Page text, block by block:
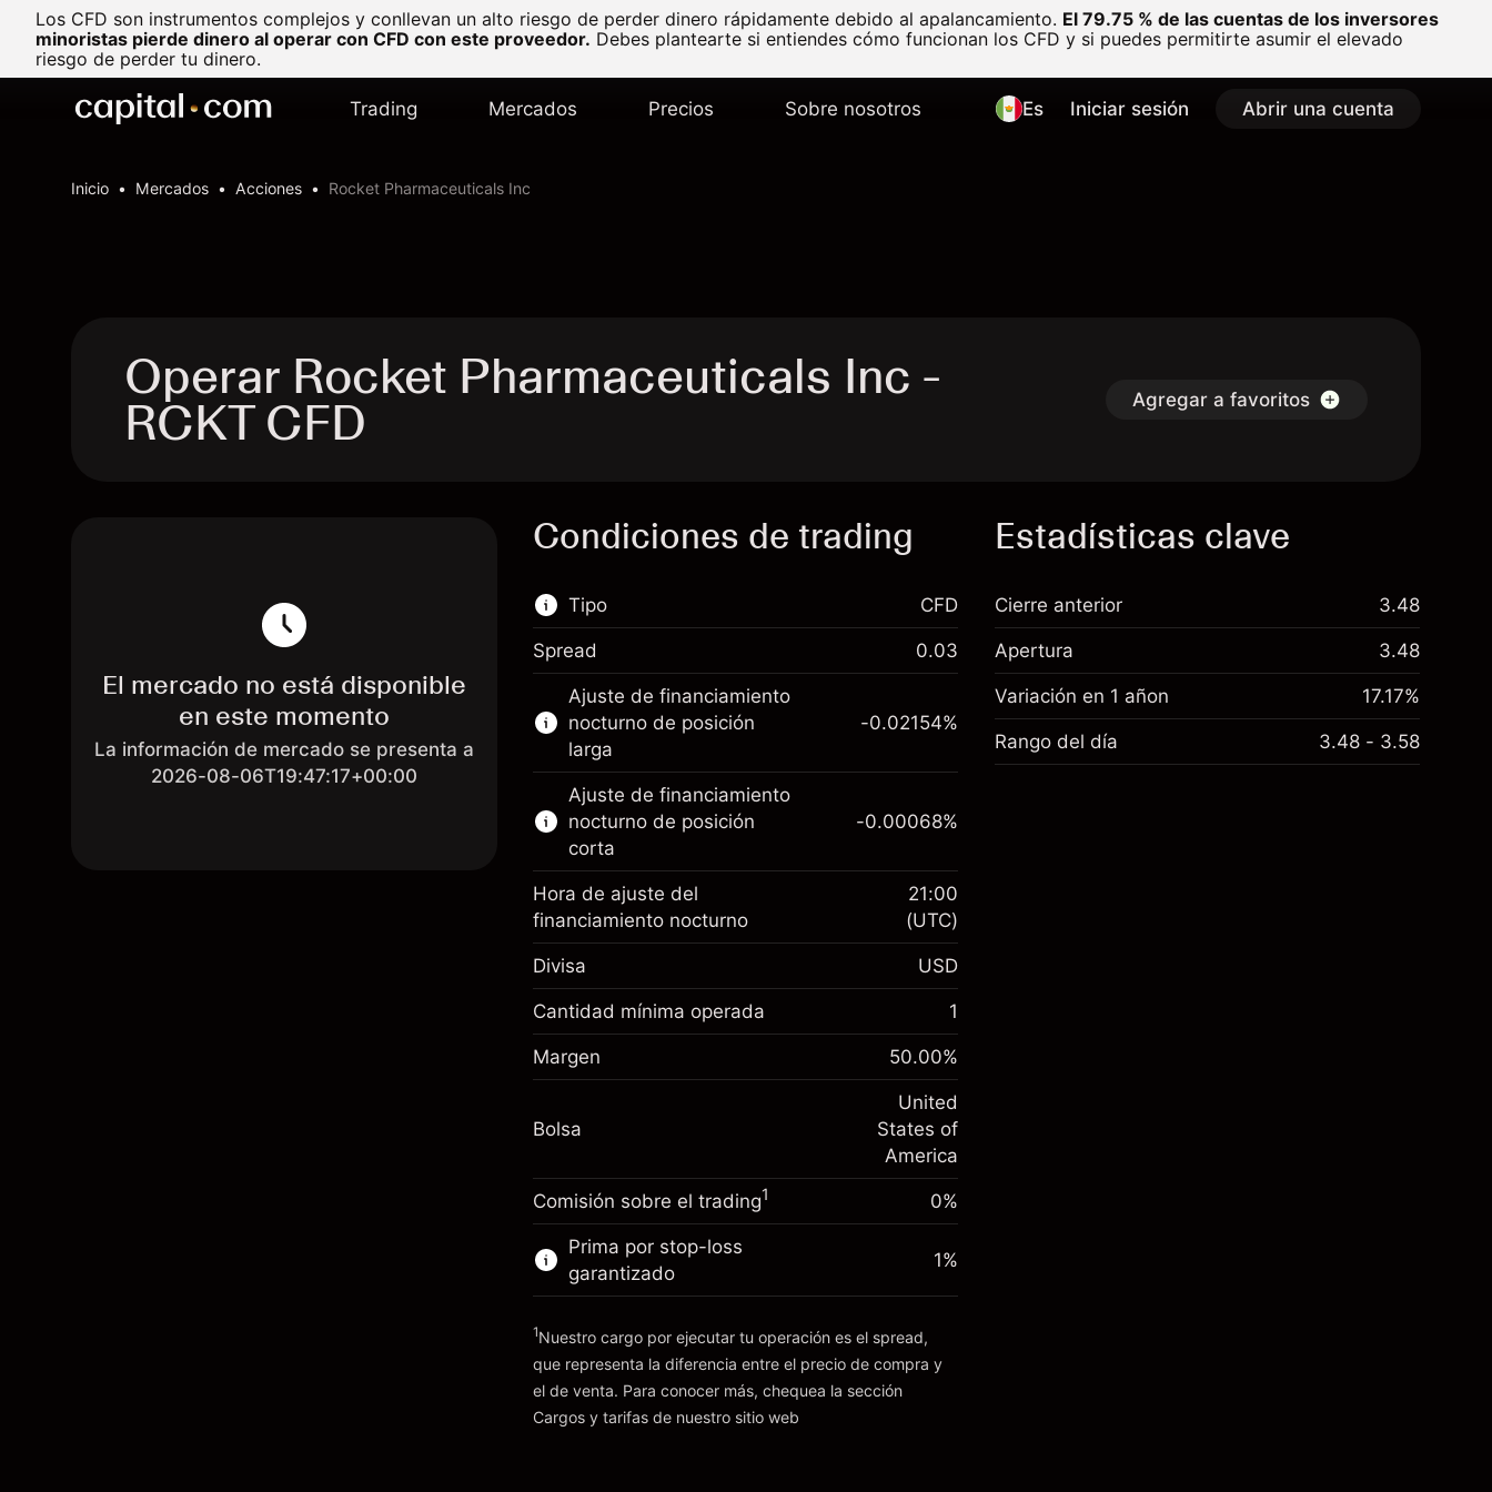
Los CFD son instrumentos complejos y conllevan un alto riesgo de perder dinero rápidamente debido al apalancamiento. El 79.75 % de las cuentas de los inversores
minoristas pierde dinero al operar con CFD con este proveedor. Debes plantearte si entiendes cómo funcionan los CFD y si puedes permitirte asumir el elevado
riesgo de perder tu dinero.
Trading Mercados Precios Sobre nosotros Es Iniciar sesión Abrir una cuenta
Inicio Mercados Acciones Rocket Pharmaceuticals Inc
Operar Rocket Pharmaceuticals Inc -
RCKT CFD Agregar a favoritos
El mercado no está disponible
en este momento
La información de mercado se presenta a
2026-08-06T19:47:17+00:00
Condiciones de trading
Tipo
Este mercado financiero está disponible para
hacer trading con CFD.
Obtén más información sobre:
CFD
CFD
Spread 0.03
Ajuste de financiamiento
nocturno de posición
larga
Margen. Tu inversión
$1,000.00
nocturno
Cargos por el valor total de la
posición
-0.02154
Dinero del apalancamiento ~ $
$1,000.00
Ir a la plataforma
-0.02154%
Ajuste de financiamiento
nocturno de posición
corta
$1,000.00
Ajuste de financiamiento
-0.000682
(-$0.01)
Tamaño de la operación con apalancamiento
~$2,000.00
Dinero del apalancamiento ~ $
-0.00068%
Hora de ajuste del
financiamiento nocturno
21:00
(UTC)
Divisa USD
Cantidad mínima operada 1
Margen 50.00%
Bolsa
United
States of
America
Comisión sobre el trading1 0%
Prima por stop-loss
garantizado
Cargos y tarifas
1%
1Nuestro cargo por ejecutar tu operación es el spread,
que representa la diferencia entre el precio de compra y
el de venta. Para conocer más, chequea la sección
Cargos y tarifas de nuestro sitio web
Estadísticas clave
Cierre anterior 3.48
Apertura 3.48
Variación en 1 añon 17.17%
Rango del día 3.48 - 3.58